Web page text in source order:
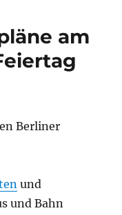
am
Berliner
und
und Bahn